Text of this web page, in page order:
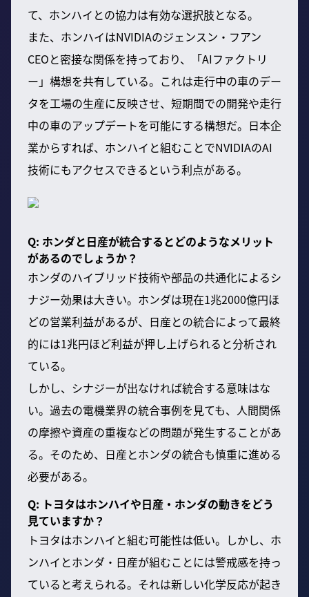
て、ホンハイとの協力は有効な選択肢となる。
また、ホンハイはNVIDIAのジェンスン・フアン
CEOと密接な関係を持っており、「AIファクトリ
ー」構想を共有している。これは走行中の車のデー
タを工場の生産に反映させ、短期間での開発や走行
中の車のアップデートを可能にする構想だ。日本企
業からすれば、ホンハイと組むことでNVIDIAのAI
技術にもアクセスできるという利点がある。
Q: ホンダと日産が統合するとどのようなメリット
があるのでしょうか？
ホンダのハイブリッド技術や部品の共通化によるシ
ナジー効果は大きい。ホンダは現在1兆2000億円ほ
どの営業利益があるが、日産との統合によって最終
的には1兆円ほど利益が押し上げられると分析され
ている。
しかし、シナジーが出なければ統合する意味はな
い。過去の電機業界の統合事例を見ても、人間関係
の摩擦や資産の重複などの問題が発生することがあ
る。そのため、日産とホンダの統合も慎重に進める
必要がある。
Q: トヨタはホンハイや日産・ホンダの動きをどう
見ていますか？
トヨタはホンハイと組む可能性は低い。しかし、ホ
ンハイとホンダ・日産が組むことには警戒感を持っ
ていると考えられる。それは新しい化学反応が起き